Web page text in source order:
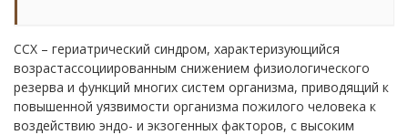
ССХ – гериатрический синдром, характеризующийся
возрастассоциированным снижением физиологического
резерва и функций многих систем организма, приводящий к
повышенной уязвимости организма пожилого человека к
воздействию эндо- и экзогенных факторов, с высоким